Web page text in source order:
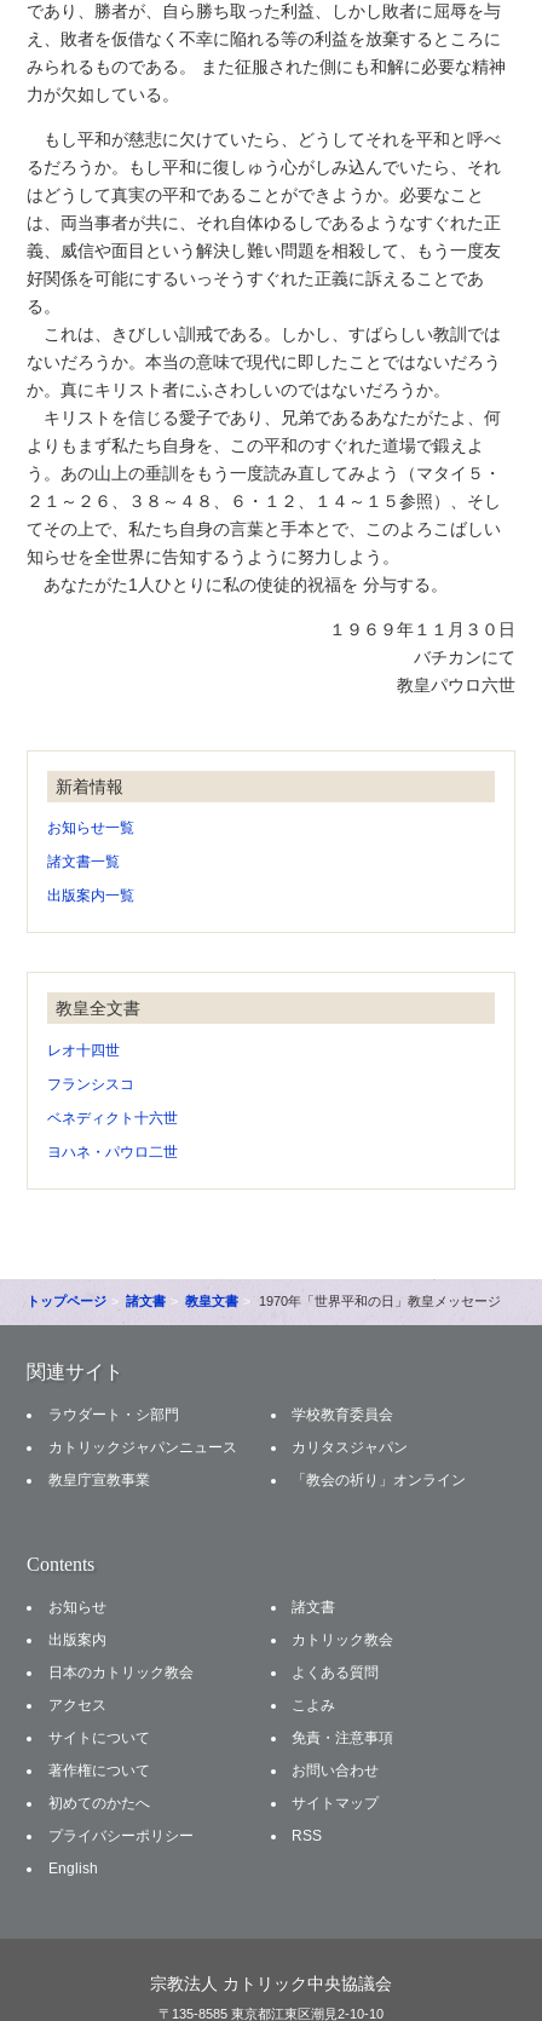
であり、勝者が、自ら勝ち取った利益、しかし敗者に屈辱を与
え、敗者を仮借なく不幸に陥れる等の利益を放棄するところに
みられるものである。 また征服された側にも和解に必要な精神
力が欠如している。
もし平和が慈悲に欠けていたら、どうしてそれを平和と呼べ
るだろうか。もし平和に復しゅう心がしみ込んでいたら、それ
はどうして真実の平和であることができようか。必要なこと
は、両当事者が共に、それ自体ゆるしであるようなすぐれた正
義、威信や面目という解決し難い問題を相殺して、もう一度友
好関係を可能にするいっそうすぐれた正義に訴えることであ
る。
これは、きびしい訓戒である。しかし、すばらしい教訓では
ないだろうか。本当の意味で現代に即したことではないだろう
か。真にキリスト者にふさわしいのではないだろうか。
キリストを信じる愛子であり、兄弟であるあなたがたよ、何
よりもまず私たち自身を、この平和のすぐれた道場で鍛えよ
う。あの山上の垂訓をもう一度読み直してみよう（マタイ５・
２１～２６、３８～４８、６・１２、１４～１５参照）、そし
てその上で、私たち自身の言葉と手本とで、このよろこばしい
知らせを全世界に告知するうように努力しよう。
あなたがた1人ひとりに私の使徒的祝福を 分与する。
１９６９年１１月３０日
バチカンにて
教皇パウロ六世
新着情報
お知らせ一覧
諸文書一覧
出版案内一覧
教皇全文書
レオ十四世
フランシスコ
ベネディクト十六世
ヨハネ・パウロ二世
トップページ 諸文書 教皇文書 1970年「世界平和の日」教皇メッセージ
関連サイト
ラウダート・シ部門
学校教育委員会
カトリックジャパンニュース
カリタスジャパン
教皇庁宣教事業
「教会の祈り」オンライン
Contents
お知らせ
諸文書
出版案内
カトリック教会
日本のカトリック教会
よくある質問
アクセス
こよみ
サイトについて
免責・注意事項
著作権について
お問い合わせ
初めてのかたへ
サイトマップ
プライバシーポリシー
RSS
English
宗教法人 カトリック中央協議会
〒135-8585 東京都江東区潮見2-10-10